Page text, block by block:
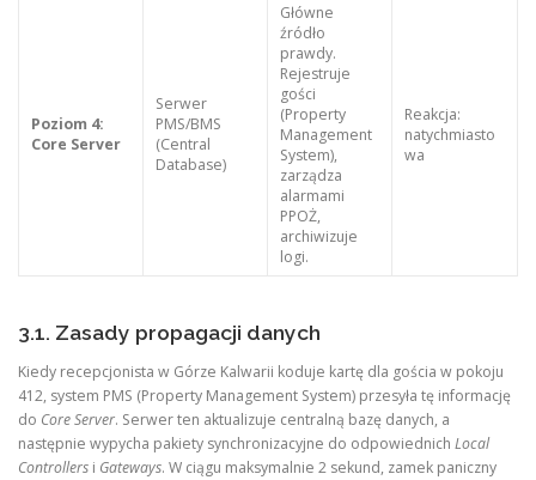
Poziom 4:
Core Server
Serwer
PMS/BMS
(Central
Database)
Główne
źródło
prawdy.
Rejestruje
gości
(Property
Management
System),
zarządza
alarmami
PPOŻ,
archiwizuje
logi.
Reakcja:
natychmiasto
wa
3.1. Zasady propagacji danych
Kiedy recepcjonista w Górze Kalwarii koduje kartę dla gościa w pokoju
412, system PMS (Property Management System) przesyła tę informację
do Core Server. Serwer ten aktualizuje centralną bazę danych, a
następnie wypycha pakiety synchronizacyjne do odpowiednich Local
Controllers i Gateways. W ciągu maksymalnie 2 sekund, zamek paniczny